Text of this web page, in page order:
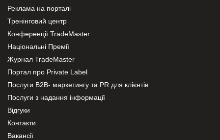
Реклама на порталі
Тренінговий центр
Конференції TradeMaster
Національні Премії
Журнал TradeMaster
Портал про Private Label
Послуги В2В- маркетингу та PR для клієнтів
Послуги з надання інформації
Відгуки
Контакти
Вакансії